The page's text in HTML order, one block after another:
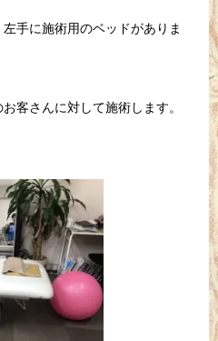
手に施術用のベッドがありま
客さんに対して施術します。